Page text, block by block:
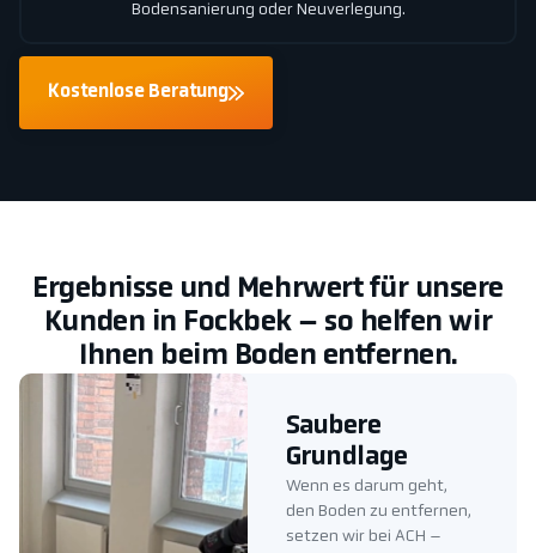
Bodensanierung oder Neuverlegung.
Kostenlose Beratung
Ergebnisse und Mehrwert für unsere
Kunden in Fockbek – so helfen wir
Ihnen beim Boden entfernen.
Saubere
Grundlage
Wenn es darum geht,
den Boden zu entfernen,
setzen wir bei ACH –